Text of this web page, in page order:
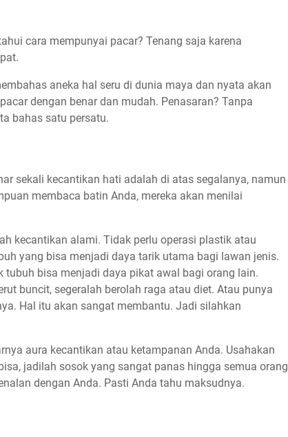
cara mempunyai pacar? Tenang saja karena
aneka hal seru di dunia maya dan nyata akan
dengan benar dan mudah. Penasaran? Tanpa
bahas satu persatu.
sekali kecantikan hati adalah di atas segalanya, namun
membaca batin Anda, mereka akan menilai
kecantikan alami. Tidak perlu operasi plastik atau
yang bisa menjadi daya tarik utama bagi lawan jenis.
tubuh bisa menjadi daya pikat awal bagi orang lain.
buncit, segeralah berolah raga atau diet. Atau punya
Hal itu akan sangat membantu. Jadi silahkan
aura kecantikan atau ketampanan Anda. Usahakan
jadilah sosok yang sangat panas hingga semua orang
dengan Anda. Pasti Anda tahu maksudnya.